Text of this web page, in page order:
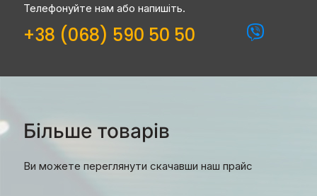
Телефонуйте нам або напишіть.
+38 (068) 590 50 50
Більше товарів
Ви можете переглянути скачавши наш прайс